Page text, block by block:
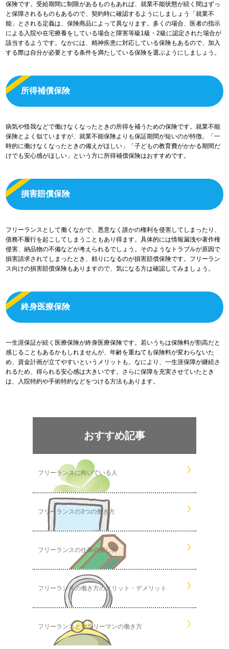
保険です。受給期間に制限があるものもあれば、就業不能状態が続く間はずっ
と保障されるものもあるので、契約時に確認するようにしましょう「就業不
能」とされる定義は、保険商品によって異なります。多くの場合、医者の指示
による入院や在宅療養をしている場合と障害等級1級・2級に認定された場合が
該当するようです。なかには、精神疾患に対応している保険もあるので、加入
する際は自分が必要とする条件を満たしている保険を選ぶようにしましょう。
所得補償保険
病気や怪我などで働けなくなったときの所得を補うための保険です。就業不能
保険とよく似ていますが、就業不能保険よりも保証期間が短いのが特徴。「一
時的に働けなくなったときの備えがほしい」「子どもの教育費がかかる期間だ
けでも安心感がほしい」という方に所得補償保険はおすすめです。
損害賠償保険
フリーランスとして働くなかで、悪意なく誰かの権利を侵害してしまったり、
債務不履行を起こしてしまうこともあり得ます。具体的には情報漏洩や著作権
侵害、納品物の不備などが考えられるでしょう。そのようなトラブルが原因で
損害請求されてしまったとき、頼りになるのが損害賠償保険です。フリーラン
ス向けの損害賠償保険もありますので、気になる方は確認してみましょう。
終身医療保険
一生涯保証が続く医療保険が終身医療保険です。若いうちは保険料が割高だと
感じることもあるかもしれませんが、年齢を重ねても保険料が変わらないた
め、資金計画が立てやすいというメリットも。なにより、一生涯保障が継続さ
れるため、得られる安心感は大きいです。さらに保障を充実させていたとき
は、入院特約や手術特約などをつける方法もあります。
おすすめ記事
フリーランスに向いている人
フリーランスの3つの働き方
フリーランスの仕事の探し方
フリーランスの働き方のメリット・デメリット
フリーランスとサラリーマンの働き方